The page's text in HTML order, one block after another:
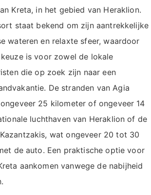
Kreta, in het gebied van Heraklion.
staat bekend om zijn aantrekkelijke
wateren en relaxte sfeer, waardoor
is voor zowel de lokale
die op zoek zijn naar een
De stranden van Agia
25 kilometer of ongeveer 14
luchthaven van Heraklion of de
wat ongeveer 20 tot 30
de auto. Een praktische optie voor
aankomen vanwege de nabijheid